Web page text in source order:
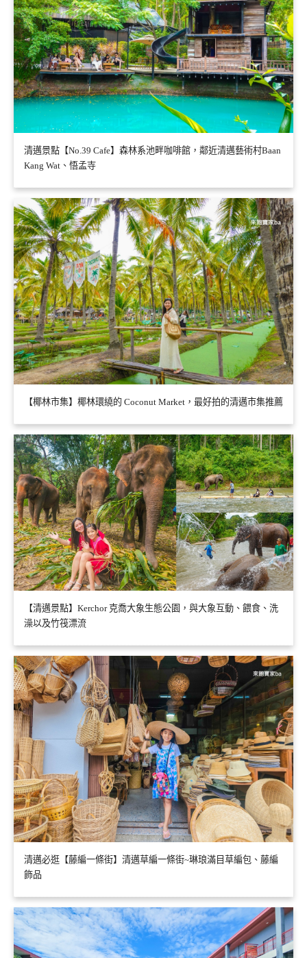
清邁景點【No.39 Cafe】森林系池畔咖啡館，鄰近清邁藝術村Baan
Kang Wat、悟孟寺
【椰林市集】椰林環繞的 Coconut Market，最好拍的清邁市集推薦
【清邁景點】Kerchor 克喬大象生態公園，與大象互動、餵食、洗
澡以及竹筏漂流
清邁必逛【藤編一條街】清邁草編一條街~琳琅滿目草編包、藤編
飾品